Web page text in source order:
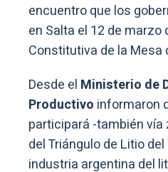
encuentro que los
en Salta el 12 de
Constitutiva de la Mesa
Desde el Ministerio de
Productivo informaron
participará -también
del Triángulo de Litio
industria argentina del